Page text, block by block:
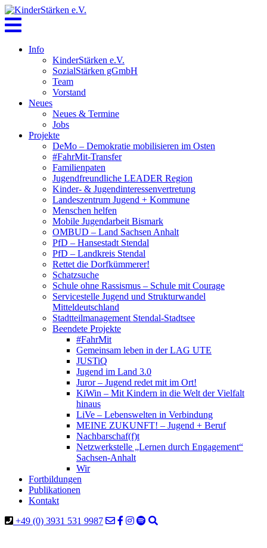
Skip
to
content
Info
KinderStärken e.V.
SozialStärken gGmbH
Team
Vorstand
Neues
Neues & Termine
Jobs
Projekte
DeMo – Demokratie mobilisieren im Osten
#FahrMit-Transfer
Familienpaten
Jugendfreundliche LEADER Region
Kinder- & Jugendinteressenvertretung
Landeszentrum Jugend + Kommune
Menschen helfen
Mobile Jugendarbeit Bismark
OMBUD – Land Sachsen Anhalt
PfD – Hansestadt Stendal
PfD – Landkreis Stendal
Rettet die Dorfkümmerer!
Schatzsuche
Schule ohne Rassismus – Schule mit Courage
Servicestelle Jugend und Strukturwandel
Mitteldeutschland
Stadtteilmanagement Stendal-Stadtsee
Beendete Projekte
#FahrMit
Gemeinsam leben in der LAG UTE
JUSTiQ
Jugend im Land 3.0
Juror – Jugend redet mit im Ort!
KiWin – Mit Kindern in die Welt der Vielfalt
hinaus
LiVe – Lebenswelten in Verbindung
MEINE ZUKUNFT! – Jugend + Beruf
Nachbarschaf(f)t
Netzwerkstelle „Lernen durch Engagement“
Sachsen-Anhalt
Wir
Fortbildungen
Publikationen
Kontakt
+49 (0) 3931 531 9987